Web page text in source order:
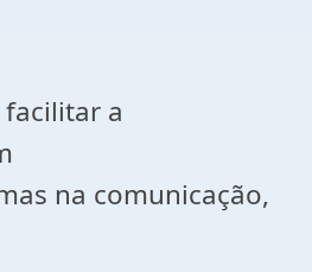
a
na comunicação,